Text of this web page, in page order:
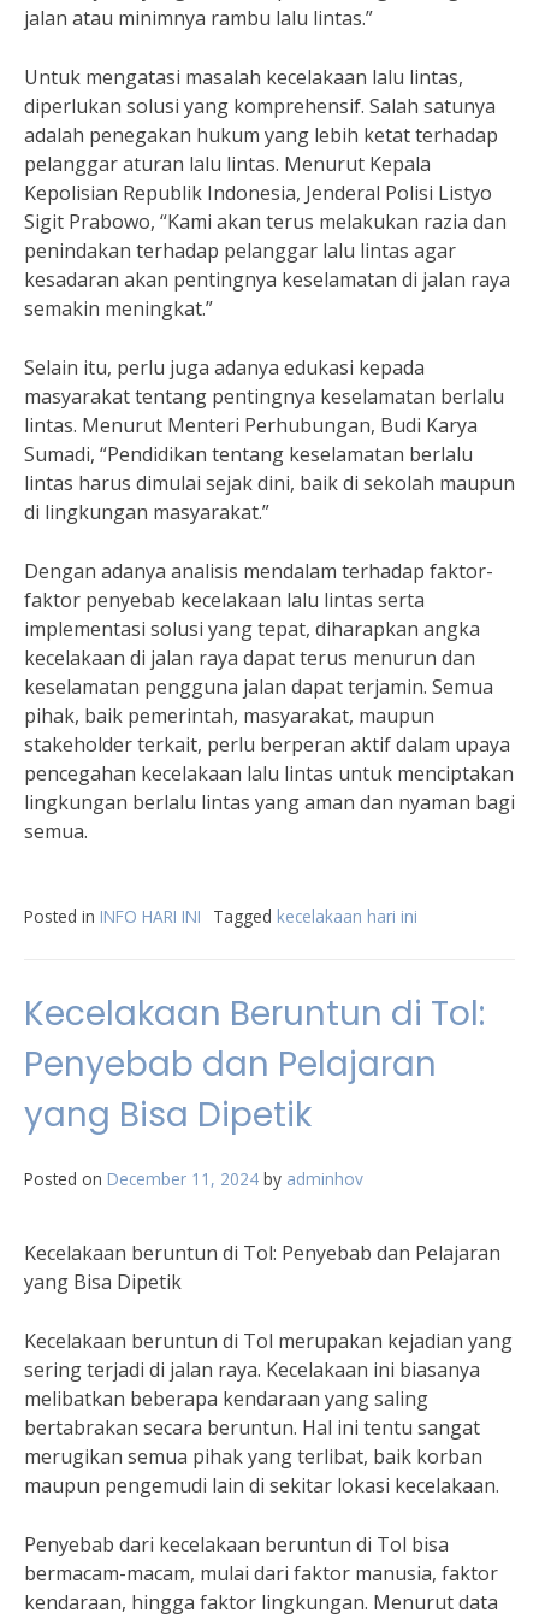
jalan atau minimnya rambu lalu lintas.”
Untuk mengatasi masalah kecelakaan lalu lintas,
diperlukan solusi yang komprehensif. Salah satunya
adalah penegakan hukum yang lebih ketat terhadap
pelanggar aturan lalu lintas. Menurut Kepala
Kepolisian Republik Indonesia, Jenderal Polisi Listyo
Sigit Prabowo, “Kami akan terus melakukan razia dan
penindakan terhadap pelanggar lalu lintas agar
kesadaran akan pentingnya keselamatan di jalan raya
semakin meningkat.”
Selain itu, perlu juga adanya edukasi kepada
masyarakat tentang pentingnya keselamatan berlalu
lintas. Menurut Menteri Perhubungan, Budi Karya
Sumadi, “Pendidikan tentang keselamatan berlalu
lintas harus dimulai sejak dini, baik di sekolah maupun
di lingkungan masyarakat.”
Dengan adanya analisis mendalam terhadap faktor-
faktor penyebab kecelakaan lalu lintas serta
implementasi solusi yang tepat, diharapkan angka
kecelakaan di jalan raya dapat terus menurun dan
keselamatan pengguna jalan dapat terjamin. Semua
pihak, baik pemerintah, masyarakat, maupun
stakeholder terkait, perlu berperan aktif dalam upaya
pencegahan kecelakaan lalu lintas untuk menciptakan
lingkungan berlalu lintas yang aman dan nyaman bagi
semua.
Posted in INFO HARI INI Tagged kecelakaan hari ini
Kecelakaan Beruntun di Tol:
Penyebab dan Pelajaran
yang Bisa Dipetik
Posted on December 11, 2024 by adminhov
Kecelakaan beruntun di Tol: Penyebab dan Pelajaran
yang Bisa Dipetik
Kecelakaan beruntun di Tol merupakan kejadian yang
sering terjadi di jalan raya. Kecelakaan ini biasanya
melibatkan beberapa kendaraan yang saling
bertabrakan secara beruntun. Hal ini tentu sangat
merugikan semua pihak yang terlibat, baik korban
maupun pengemudi lain di sekitar lokasi kecelakaan.
Penyebab dari kecelakaan beruntun di Tol bisa
bermacam-macam, mulai dari faktor manusia, faktor
kendaraan, hingga faktor lingkungan. Menurut data